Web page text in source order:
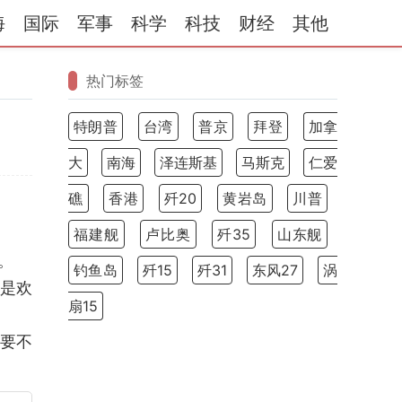
国际 军事 科学 科技 财经 其他
欢
不
热门标签
特朗普 台湾 普京 拜登
加拿
大
南海 泽连斯基 马斯克
仁爱
礁
香港 歼20 黄岩岛
川普
福建舰
卢比奥 歼35
山东舰
钓鱼岛
歼15 歼31 东风27
涡
扇15